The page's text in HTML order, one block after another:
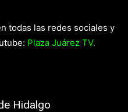
todas las redes sociales y
Plaza Juárez TV.
Hidalgo